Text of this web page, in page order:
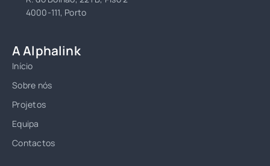
4000-111, Porto
A Alphalink
Início
Sobre nós
Projetos
Equipa
Contactos